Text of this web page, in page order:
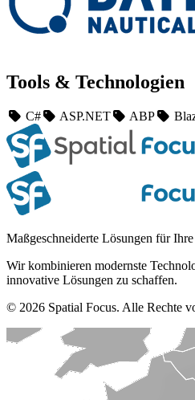
Tools & Technologien
C# ASP.NET ABP
Maßgeschneiderte Lösungen für
Wir kombinieren modernste
innovative Lösungen zu schaffen.
© 2026 Spatial Focus. Alle Rechte